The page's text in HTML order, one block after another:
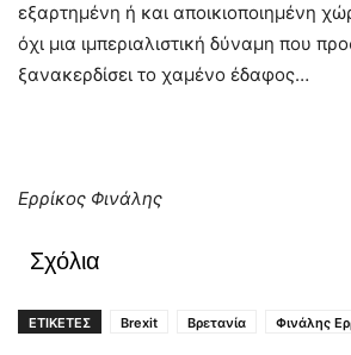
εξαρτημένη ή και αποικιοποιημένη
όχι μια ιμπεριαλιστική δύναμη που
ξανακερδίσει το χαμένο έδαφος…
Ερρίκος Φινάλης
Σχόλια
ΕΤΙΚΕΤΕΣ Brexit Βρετανία Φινάλης